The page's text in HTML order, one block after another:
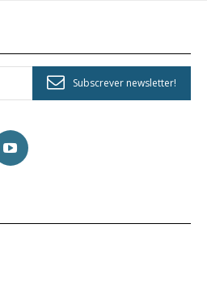
Subscrever newsletter!